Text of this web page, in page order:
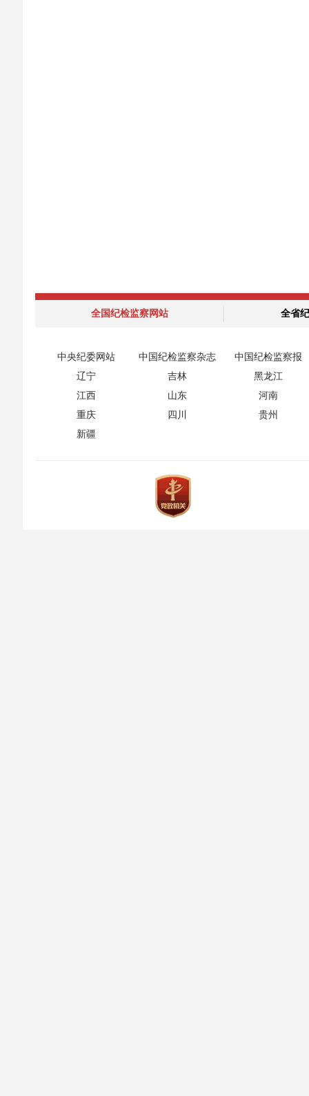
全国纪检监察网站 全省
中央纪委网站 中国纪检监察杂志
中国纪检监察报
辽宁
吉林
黑龙江
江西
山东
河南
重庆
四川
贵州
新疆